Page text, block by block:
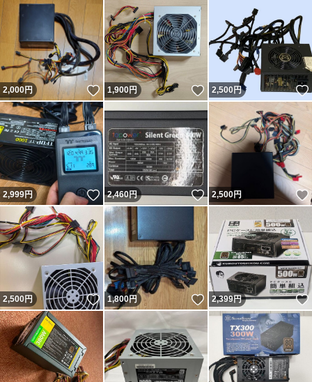
2,000円 いいね！
1,900円 いいね！
2,500円
2,999円 いいね！
2,460円 いいね！
2,500円
2,500円 いいね！
1,800円 いいね！
2,399円